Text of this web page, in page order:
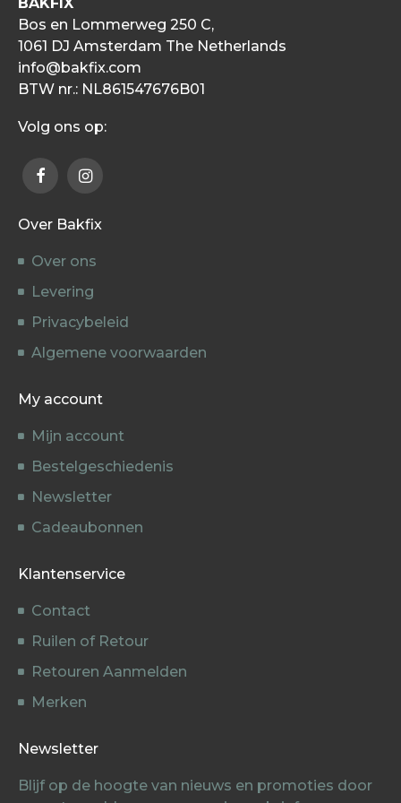
Bos en Lommerweg 250 C,
1061 DJ Amsterdam The Netherlands
info@bakfix.com
BTW nr.: NL861547676B01
Volg ons op:
Over Bakfix
Over ons
Levering
Privacybeleid
Algemene voorwaarden
My account
Mijn account
Bestelgeschiedenis
Newsletter
Cadeaubonnen
Klantenservice
Contact
Ruilen of Retour
Retouren Aanmelden
Merken
Newsletter
Blijf op de hoogte van nieuws en promoties door